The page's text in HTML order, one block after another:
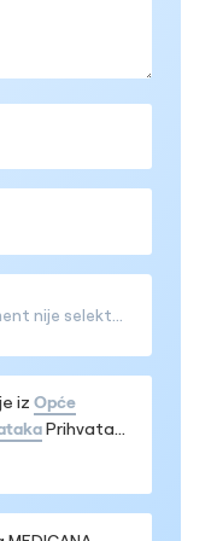
iz Opće
navedenom
kao i iz
u vezi